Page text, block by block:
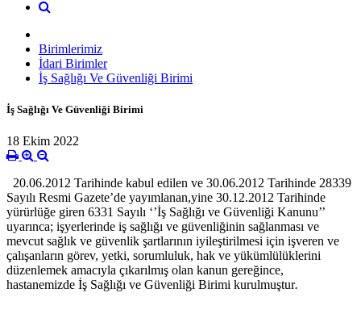
Birimlerimiz
İdari Birimler
İş Sağlığı Ve Güvenliği Birimi
İş Sağlığı Ve Güvenliği Birimi
18 Ekim 2022
20.06.2012 Tarihinde kabul edilen ve 30.06.2012 Tarihinde 28339
Sayılı Resmi Gazete’de yayımlanan,yine 30.12.2012 Tarihinde
yürürlüğe giren 6331 Sayılı ‘’İş Sağlığı ve Güvenliği Kanunu’’
uyarınca; işyerlerinde iş sağlığı ve güvenliğinin sağlanması ve
mevcut sağlık ve güvenlik şartlarının iyileştirilmesi için işveren ve
çalışanların görev, yetki, sorumluluk, hak ve yükümlülüklerini
düzenlemek amacıyla çıkarılmış olan kanun gereğince,
hastanemizde İş Sağlığı ve Güvenliği Birimi kurulmuştur.